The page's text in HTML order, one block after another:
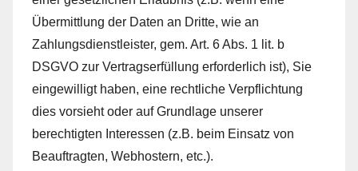
Übermittlung der Daten an Dritte, wie an
Zahlungsdienstleister, gem. Art. 6 Abs. 1 lit. b
DSGVO zur Vertragserfüllung erforderlich ist), Sie
eingewilligt haben, eine rechtliche Verpflichtung
dies vorsieht oder auf Grundlage unserer
berechtigten Interessen (z.B. beim Einsatz von
Beauftragten, Webhostern, etc.).